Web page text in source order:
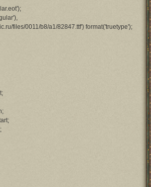
files/0011/b8/a1/82847.ttf') format('truetype');